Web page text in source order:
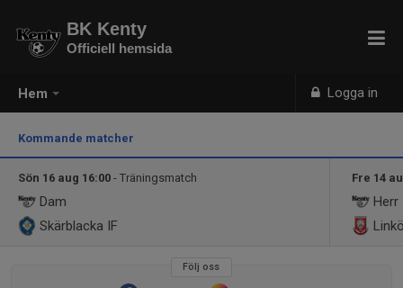
Hem Logga in
BK Kenty
Officiell hemsida
Kommande matcher
Sön 16 aug 16:00 - Träningsmatch
Dam
Skärblacka IF
Fre 14
Herr
Följ oss